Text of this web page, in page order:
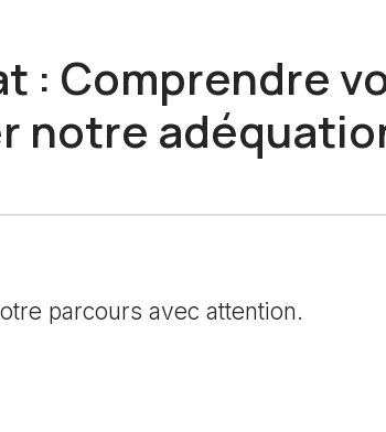
: Comprendre
notre
parcours avec attention.